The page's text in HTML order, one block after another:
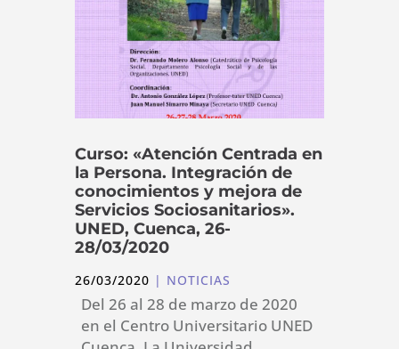
Curso: «Atención Centrada en
la Persona. Integración de
conocimientos y mejora de
Servicios Sociosanitarios».
UNED, Cuenca, 26-
28/03/2020
26/03/2020 | NOTICIAS
Del 26 al 28 de marzo de 2020
en el Centro Universitario UNED